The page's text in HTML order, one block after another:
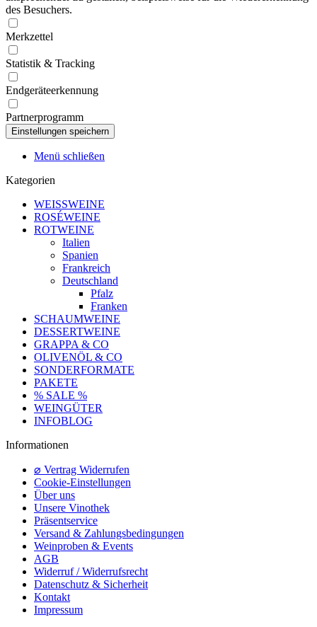
des Besuchers.
Merkzettel
Statistik & Tracking
Endgeräteerkennung
Partnerprogramm
Menü schließen
Kategorien
WEISSWEINE
ROSÉWEINE
ROTWEINE
Italien
Spanien
Frankreich
Deutschland
Pfalz
Franken
SCHAUMWEINE
DESSERTWEINE
GRAPPA & CO
OLIVENÖL & CO
SONDERFORMATE
PAKETE
% SALE %
WEINGÜTER
INFOBLOG
Informationen
⌀ Vertrag Widerrufen
Cookie-Einstellungen
Über uns
Unsere Vinothek
Präsentservice
Versand & Zahlungsbedingungen
Weinproben & Events
AGB
Widerruf / Widerrufsrecht
Datenschutz & Sicherheit
Kontakt
Impressum